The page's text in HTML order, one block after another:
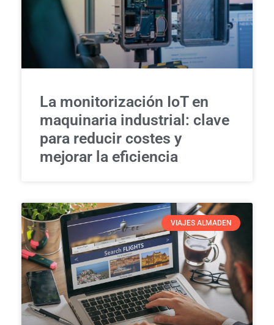
La monitorización IoT en
maquinaria industrial: clave
para reducir costes y
mejorar la eficiencia
VIAJES ALMADEN